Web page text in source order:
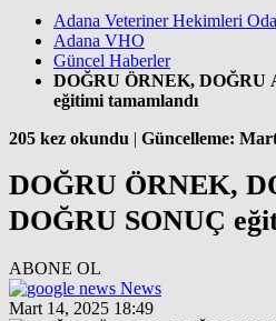
Adana Veteriner Hekimleri
Adana VHO
Güncel Haberler
DOĞRU ÖRNEK, DOĞRU
eğitimi tamamlandı
205 kez okundu | Güncelleme:
DOĞRU ÖRNEK,
DOĞRU SONUÇ
ABONE OL
News
Mart 14, 2025 18:49